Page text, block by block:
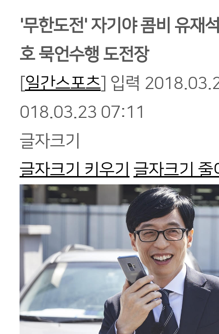
본문
'무한도전' 자기야 콤비 유재
호 묵언수행 도전장
[일간스포츠] 입력
018.03.23 07:11
글자크기
글자크기 키우기 글자크기 줄